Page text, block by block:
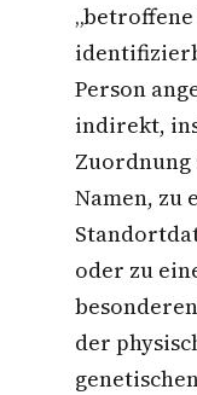
„betroffene
Person
indirekt,
Zuordnung
Namen, zu
oder zu
der